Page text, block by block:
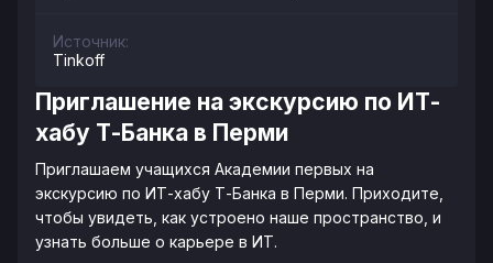
Источник:
Tinkoff
Приглашение на экскурсию по ИТ-
хабу Т-Банка в Перми
Приглашаем учащихся Академии первых на
экскурсию по ИТ-хабу Т-Банка в Перми. Приходите,
чтобы увидеть, как устроено наше пространство, и
узнать больше о карьере в ИТ.